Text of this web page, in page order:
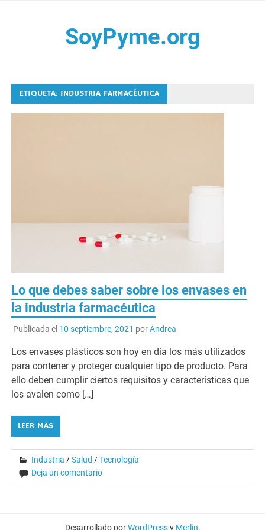
SoyPyme.org
ETIQUETA: INDUSTRIA FARMACÉUTICA
Lo que debes saber sobre los envases en
la industria farmacéutica
Publicada el 10 septiembre, 2021 porAndrea
Los envases plásticos son hoy en día los más utilizados
para contener y proteger cualquier tipo de producto. Para
ello deben cumplir ciertos requisitos y características que
los avalen como […]
LEER MÁS
Industria /Salud /Tecnología
Deja un comentario
Desarrollado porWordPressy Merlin.